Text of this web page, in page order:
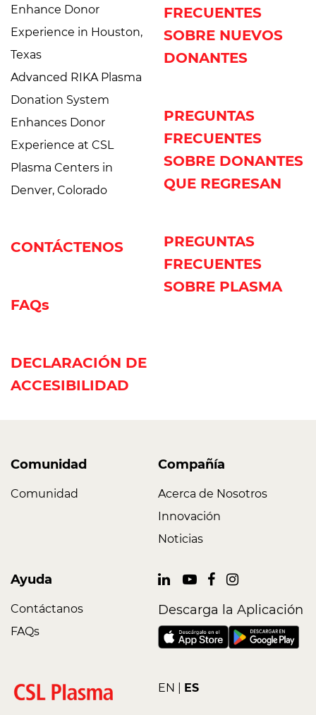
Enhance Donor
Experience in Houston,
Texas
Advanced RIKA Plasma
Donation System
Enhances Donor
Experience at CSL
Plasma Centers in
Denver, Colorado
CONTÁCTENOS
FAQs
DECLARACIÓN DE
ACCESIBILIDAD
FRECUENTES
SOBRE NUEVOS
DONANTES
PREGUNTAS
FRECUENTES
SOBRE DONANTES
QUE REGRESAN
PREGUNTAS
FRECUENTES
SOBRE PLASMA
Comunidad
Comunidad
Compañía
Acerca de Nosotros
Innovación
Noticias
Ayuda
Contáctanos
FAQs
Descarga la Aplicación
EN ES